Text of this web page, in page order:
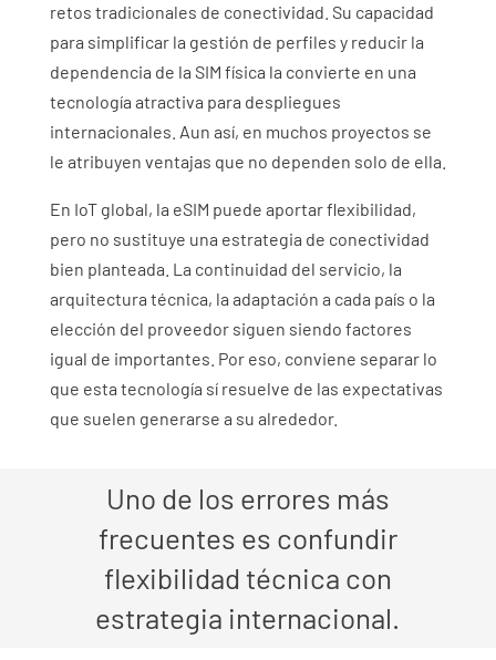
retos tradicionales de conectividad . Su capacidad
para simplificar la gestión de perfiles y reducir la
dependencia de la SIM física la convierte en una
tecnología atractiva para despliegues
internacionales. Aun así, en muchos proyectos se
le atribuyen ventajas que no dependen solo de ella.
En IoT global, la eSIM puede aportar flexibilidad,
pero no sustituye una estrategia de conectividad
bien planteada. La continuidad del servicio, la
arquitectura técnica, la adaptación a cada país o la
elección del proveedor siguen siendo factores
igual de importantes. Por eso, conviene separar lo
que esta tecnología sí resuelve de las expectativas
que suelen generarse a su alrededor.
Uno de los errores más
frecuentes es confundir
flexibilidad técnica con
estrategia internacional.